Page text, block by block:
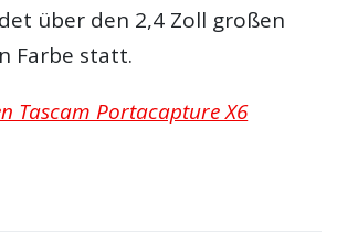
über den 2,4 Zoll großen
Farbe statt.
Tascam Portacapture X6